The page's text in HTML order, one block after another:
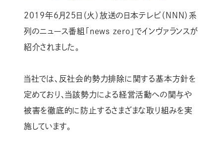
2019年6月25日（火）放送の日本テレビ（NNN）系
列のニュース番組「news zero」でインヴァランスが
紹介されました。
当社では、反社会的勢力排除に関する基本方針を
定めており、当該勢力による経営活動への関与や
被害を徹底的に防止するさまざまな取り組みを実
施しています。